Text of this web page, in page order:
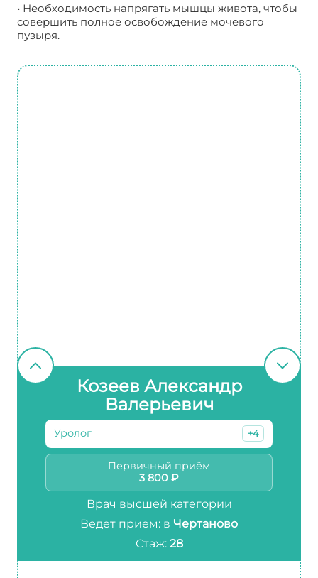
• Необходимость напрягать мышцы живота, чтобы
совершить полное освобождение мочевого
пузыря.
Козеев Александр
Валерьевич
Уролог +4
Первичный приём
3 800 ₽
Врач высшей категории
Ведет прием: в Чертаново
Стаж: 28